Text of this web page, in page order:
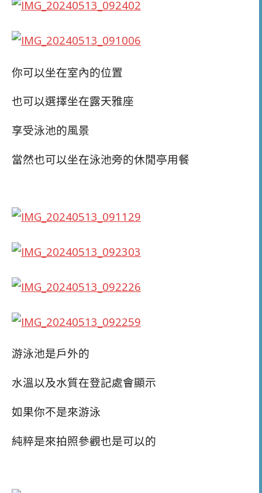
你可以坐在室內的位置
也可以選擇坐在露天雅座
享受泳池的風景
當然也可以坐在泳池旁的休閒亭用餐
游泳池是戶外的
水溫以及水質在登記處會顯示
如果你不是來游泳
純粹是來拍照參觀也是可以的